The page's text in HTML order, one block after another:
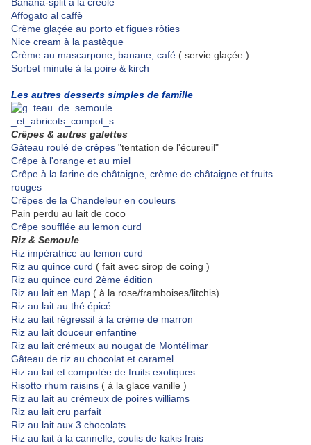
Affogato al caffè
Crème glaçée au porto et figues rôties
Nice cream à la pastèque
Crème au mascarpone, banane, café ( servie glaçée )
Sorbet minute à la poire & kirch
Les autres desserts simples de famille
Crêpes & autres galettes
Gâteau roulé de crêpes "tentation de l'écureuil"
Crêpe à l'orange et au miel
Crêpe à la farine de châtaigne, crème de châtaigne et fruits
rouges
Crêpes de la Chandeleur en couleurs
Pain perdu au lait de coco
Crêpe soufflée au lemon curd
Riz & Semoule
Riz impératrice au lemon curd
Riz au quince curd ( fait avec sirop de coing )
Riz au quince curd 2ème édition
Riz au lait en Map ( à la rose/framboises/litchis)
Riz au lait au thé épicé
Riz au lait régressif à la crème de marron
Riz au lait douceur enfantine
Riz au lait crémeux au nougat de Montélimar
Gâteau de riz au chocolat et caramel
Riz au lait et compotée de fruits exotiques
Risotto rhum raisins ( à la glace vanille )
Riz au lait au crémeux de poires williams
Riz au lait cru parfait
Riz au lait aux 3 chocolats
Riz au lait à la cannelle, coulis de kakis frais